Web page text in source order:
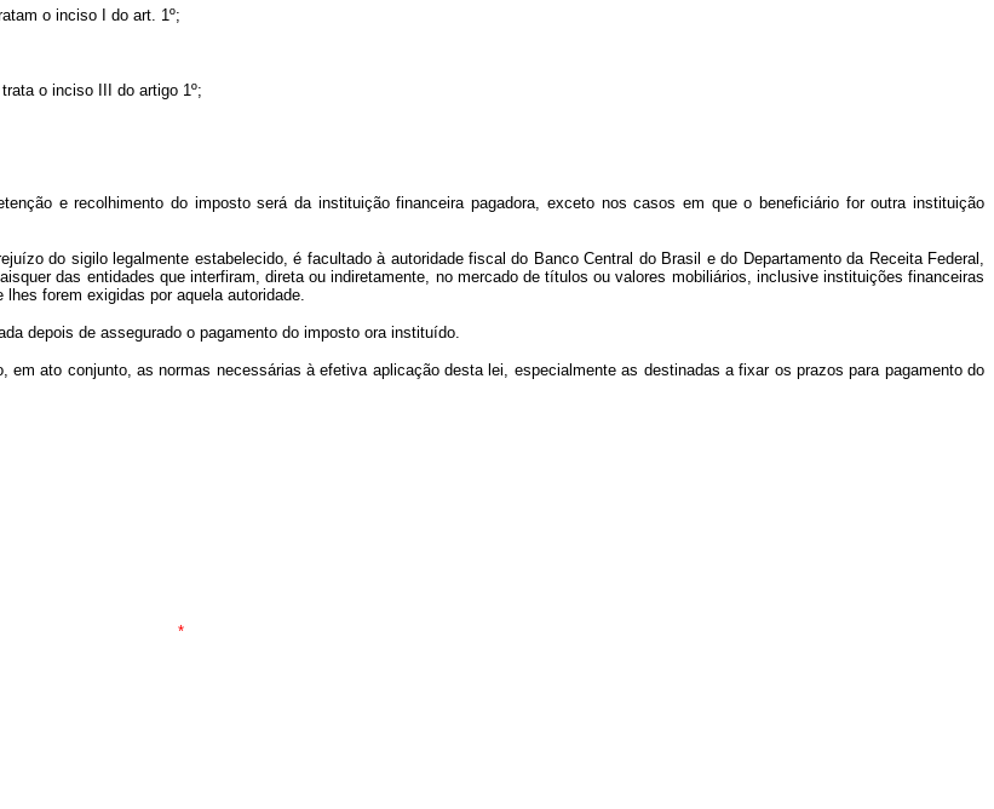
o inciso I do art. 1º;
o inciso III do artigo 1º;
e recolhimento do imposto será da instituição financeira pagadora, exceto nos casos em que o beneficiário for outra instituição
do sigilo legalmente estabelecido, é facultado à autoridade fiscal do Banco Central do Brasil e do Departamento da Receita Federal,
das entidades que interfiram, direta ou indiretamente, no mercado de títulos ou valores mobiliários, inclusive instituições financeiras
forem exigidas por aquela autoridade.
depois de assegurado o pagamento do imposto ora instituído.
ato conjunto, as normas necessárias à efetiva aplicação desta lei, especialmente as destinadas a fixar os prazos para pagamento do
*